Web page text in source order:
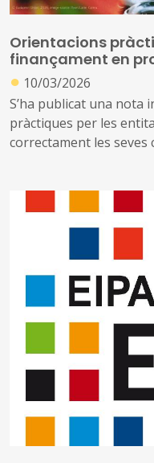
Orientacions
finançament en
● 10/03/2026
S’ha publicat una nota
pràctiques per les
correctament les seves